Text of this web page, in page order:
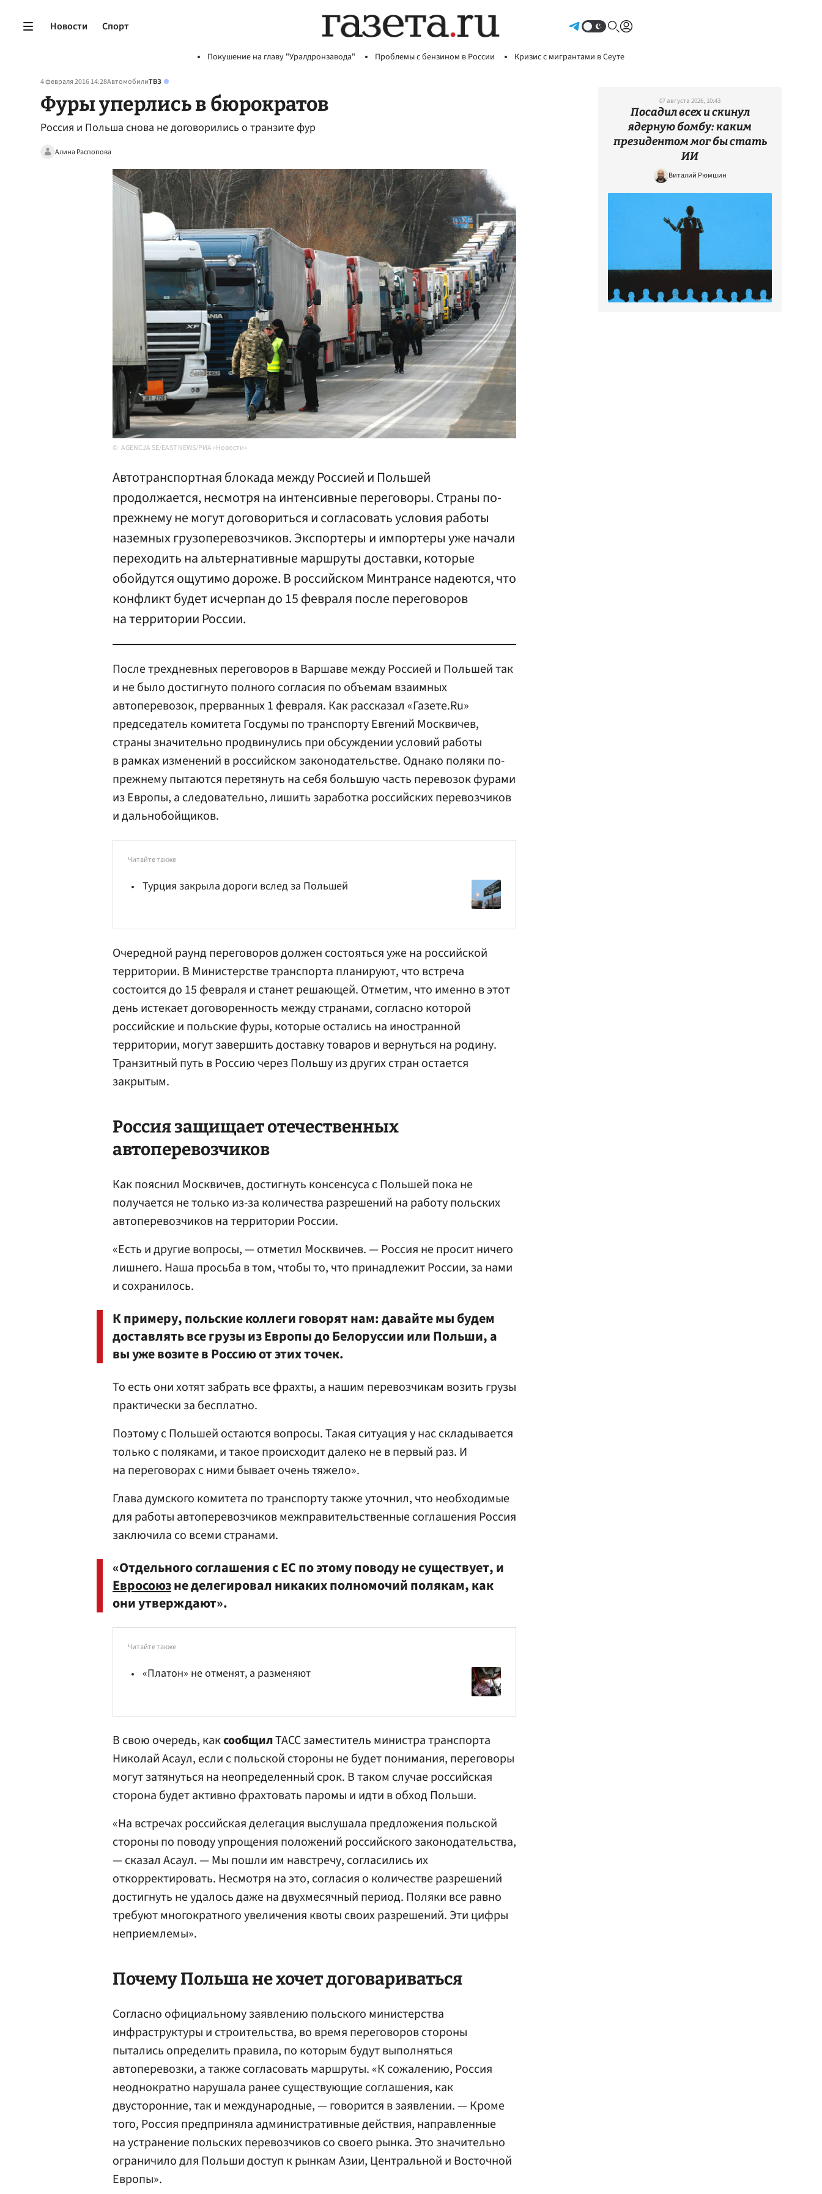
Новости Спорт
Покушение на главу "Уралдронзавода" Проблемы с бензином в России Кризис с мигрантами в Сеуте
4 февраля 2016 14:28АвтомобилиТВЗ
Фуры уперлись в бюрократов
Россия и Польша снова не договорились о транзите фур
Алина Распопова
AGENCJA SE/EAST NEWS/РИА «Новости»
Автотранспортная блокада между Россией и Польшей
продолжается, несмотря на интенсивные переговоры. Страны по-
прежнему не могут договориться и согласовать условия работы
наземных грузоперевозчиков. Экспортеры и импортеры уже начали
переходить на альтернативные маршруты доставки, которые
обойдутся ощутимо дороже. В российском Минтрансе надеются, что
конфликт будет исчерпан до 15 февраля после переговоров
на территории России.
После трехдневных переговоров в Варшаве между Россией и Польшей так
и не было достигнуто полного согласия по объемам взаимных
автоперевозок, прерванных 1 февраля. Как рассказал «Газете.Ru»
председатель комитета Госдумы по транспорту Евгений Москвичев,
страны значительно продвинулись при обсуждении условий работы
в рамках изменений в российском законодательстве. Однако поляки по-
прежнему пытаются перетянуть на себя большую часть перевозок фурами
из Европы, а следовательно, лишить заработка российских перевозчиков
и дальнобойщиков.
Читайте также
Турция закрыла дороги вслед за Польшей
Очередной раунд переговоров должен состояться уже на российской
территории. В Министерстве транспорта планируют, что встреча
состоится до 15 февраля и станет решающей. Отметим, что именно в этот
день истекает договоренность между странами, согласно которой
российские и польские фуры, которые остались на иностранной
территории, могут завершить доставку товаров и вернуться на родину.
Транзитный путь в Россию через Польшу из других стран остается
закрытым.
Россия защищает отечественных
автоперевозчиков
Как пояснил Москвичев, достигнуть консенсуса с Польшей пока не
получается не только из-за количества разрешений на работу польских
автоперевозчиков на территории России.
«Есть и другие вопросы, — отметил Москвичев. — Россия не просит ничего
лишнего. Наша просьба в том, чтобы то, что принадлежит России, за нами
и сохранилось.
К примеру, польские коллеги говорят нам: давайте мы будем
доставлять все грузы из Европы до Белоруссии или Польши, а
вы уже возите в Россию от этих точек.
То есть они хотят забрать все фрахты, а нашим перевозчикам возить грузы
практически за бесплатно.
Поэтому с Польшей остаются вопросы. Такая ситуация у нас складывается
только с поляками, и такое происходит далеко не в первый раз. И
на переговорах с ними бывает очень тяжело».
Глава думского комитета по транспорту также уточнил, что необходимые
для работы автоперевозчиков межправительственные соглашения Россия
заключила со всеми странами.
«Отдельного соглашения с ЕС по этому поводу не существует, и
Евросоюзне делегировал никаких полномочий полякам, как
они утверждают».
Читайте также
«Платон» не отменят, а разменяют
В свою очередь, каксообщилТАСС заместитель министра транспорта
Николай Асаул, если с польской стороны не будет понимания, переговоры
могут затянуться на неопределенный срок. В таком случае российская
сторона будет активно фрахтовать паромы и идти в обход Польши.
«На встречах российская делегация выслушала предложения польской
стороны по поводу упрощения положений российского законодательства,
— сказал Асаул. — Мы пошли им навстречу, согласились их
откорректировать. Несмотря на это, согласия о количестве разрешений
достигнуть не удалось даже на двухмесячный период. Поляки все равно
требуют многократного увеличения квоты своих разрешений. Эти цифры
неприемлемы».
Почему Польша не хочет договариваться
Согласно официальному заявлению польского министерства
инфраструктуры и строительства, во время переговоров стороны
пытались определить правила, по которым будут выполняться
автоперевозки, а также согласовать маршруты. «К сожалению, Россия
неоднократно нарушала ранее существующие соглашения, как
двусторонние, так и международные, — говорится в заявлении. — Кроме
того, Россия предприняла административные действия, направленные
на устранение польских перевозчиков со своего рынка. Это значительно
ограничило для Польши доступ к рынкам Азии, Центральной и Восточной
Европы».
07 августа 2026, 10:43
Посадил всех и скинул
ядерную бомбу: каким
президентом мог бы стать
ИИ
Виталий Рюмшин